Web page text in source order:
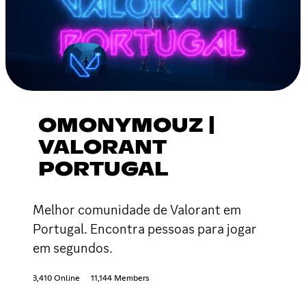
OMONYMOUZ |
VALORANT
PORTUGAL
Melhor comunidade de Valorant em
Portugal. Encontra pessoas para jogar
em segundos.
3,410 Online 11,144 Members